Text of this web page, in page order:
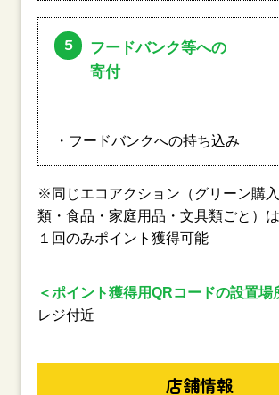
5
フードバンク等への
寄付
・フードバンクへの持ち込み
※同じエコアクション（グリーン購
類・食品・家庭用品・文具類ごと）
１回のみポイント獲得可能
＜ポイント獲得用QRコードの設置場
レジ付近
店舗情報